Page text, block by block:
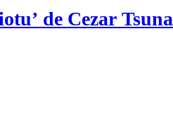
de Cezar